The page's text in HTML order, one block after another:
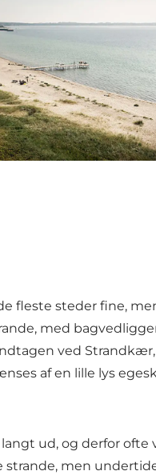
fleste steder fine,
med
ved
af en lille lys
ud, og derfor ofte
strande, men